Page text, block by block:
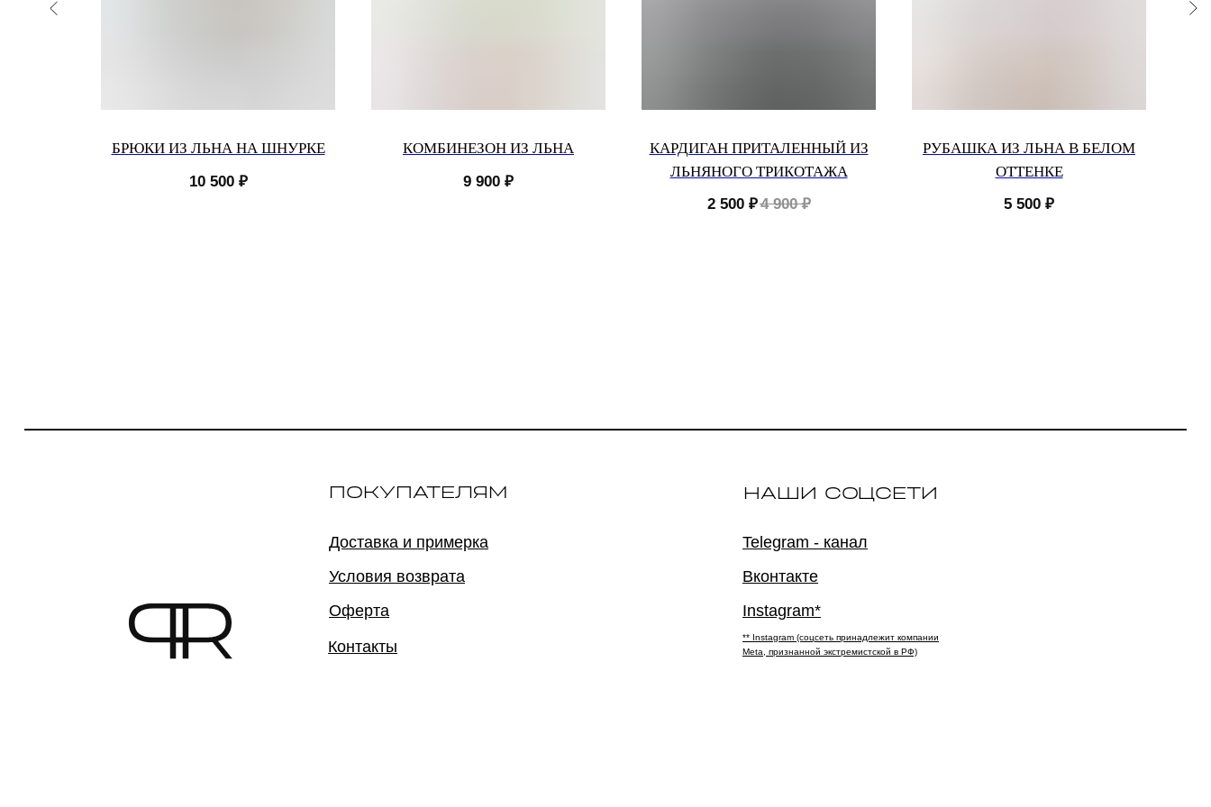
БРЮКИ ИЗ ЛЬНА НА ШНУРКЕ
10 500 ₽
КОМБИНЕЗОН ИЗ ЛЬНА
9 900 ₽
КАРДИГАН ПРИТАЛЕННЫЙ ИЗ
ЛЬНЯНОГО ТРИКОТАЖА
2 500 ₽4 900 ₽
РУБАШКА ИЗ ЛЬНА В БЕЛОМ
ОТТЕНКЕ
5 500 ₽
ПОКУПАТЕЛЯМ НАШИ СОЦСЕТИ
Telegram - канал
Вконтакте
Instagram*
** Instagram (соцсеть принадлежит компании
Meta, признанной экстремистской в РФ)
Доставка и примерка
Условия возврата
Оферта
Контакты